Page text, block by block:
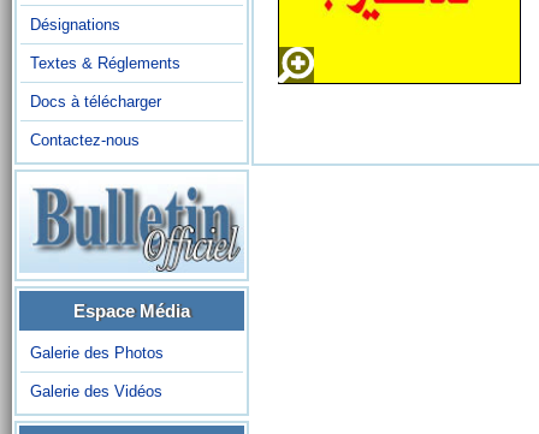
Désignations
Textes & Réglements
Docs à télécharger
Contactez-nous
Espace Média
Galerie des Photos
Galerie des Vidéos